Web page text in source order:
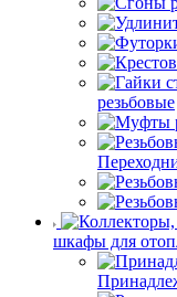
резьбовые
шкафы для